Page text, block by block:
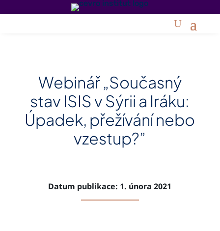
Webinář „Současný
stav ISIS v Sýrii a Iráku:
Úpadek, přežívání nebo
vzestup?”
Datum publikace: 1. února 2021